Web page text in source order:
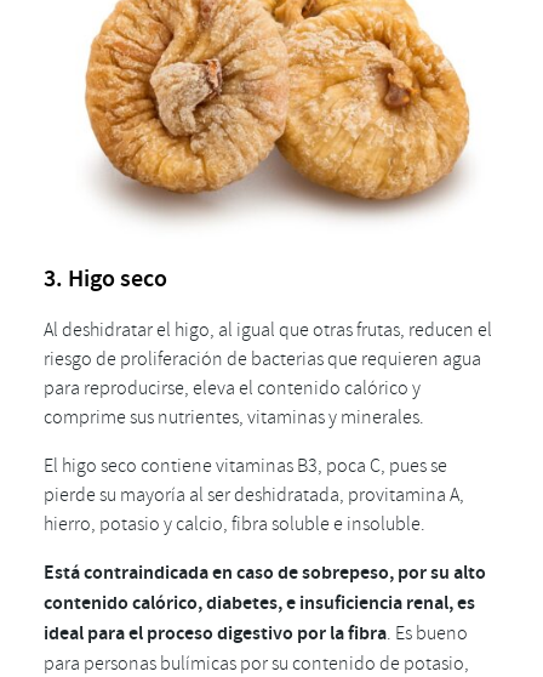
3. Higo seco
Al deshidratar el higo, al igual que otras frutas, reducen el
riesgo de proliferación de bacterias que requieren agua
para reproducirse, eleva el contenido calórico y
comprime sus nutrientes, vitaminas y minerales.
El higo seco contiene vitaminas B3, poca C, pues se
pierde su mayoría al ser deshidratada, provitamina A,
hierro, potasio y calcio, fibra soluble e insoluble.
Está contraindicada en caso de sobrepeso, por su alto
contenido calórico, diabetes, e insuficiencia renal, es
ideal para el proceso digestivo por la fibra. Es bueno
para personas bulímicas por su contenido de potasio,